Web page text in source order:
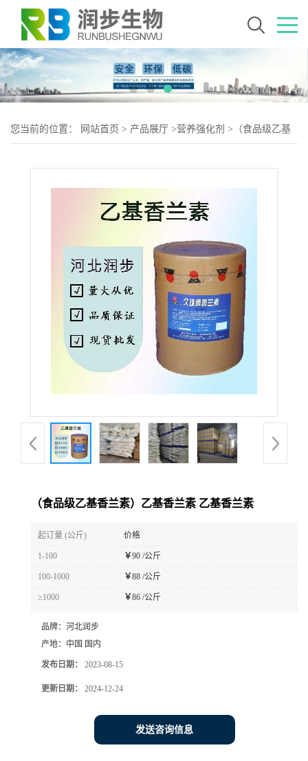
您当前的位置： 网站首页 > 产品展厅 >营养强化剂 > （食品级乙基
（食品级乙基香兰素）乙基香兰素 乙基香兰素
起订量 (公斤) 价格
1-100 ￥90 /公斤
100-1000 ￥88 /公斤
≥1000 ￥86 /公斤
品牌： 河北润步
产地： 中国 国内
发布日期： 2023-08-15
更新日期： 2024-12-24
发送咨询信息